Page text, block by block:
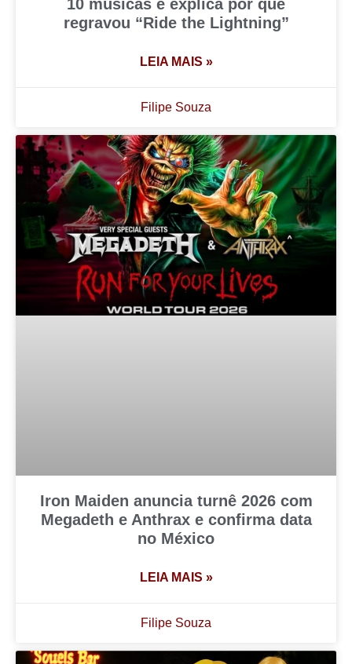
10 músicas e explica por que
regravou “Ride the Lightning”
LEIA MAIS »
Filipe Souza
Iron Maiden anuncia turnê 2026 com
Megadeth e Anthrax e confirma data
no México
LEIA MAIS »
Filipe Souza